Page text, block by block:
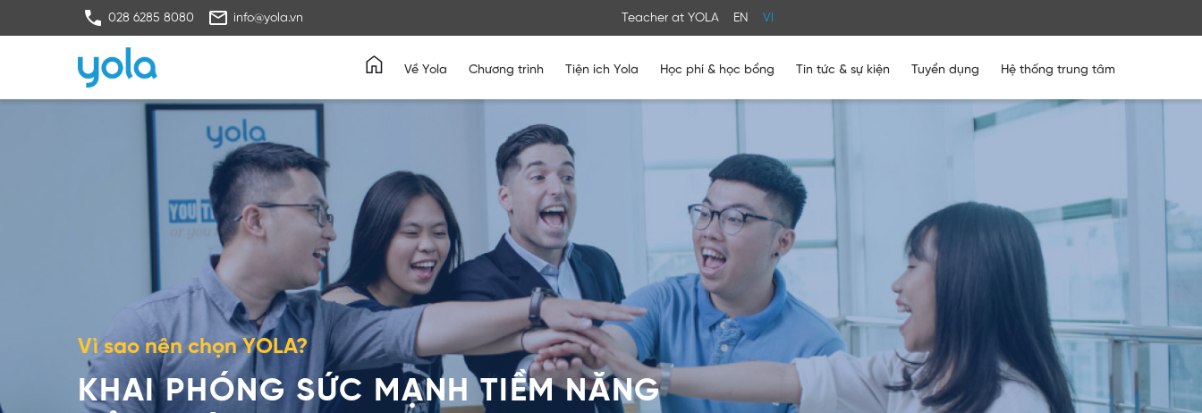
028 6285 8080 info@yola.vn Teacher at YOLA EN VI
Về Yola Chương trình Tiện ích Yola Học phí & học bổng Tin tức & sự kiện Tuyển dụng Hệ thống trung tâm
Vì sao nên chọn YOLA?
KHAI PHÓNG SỨC MẠNH TIỀM NĂNG